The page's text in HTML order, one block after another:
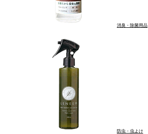
消臭・除菌用品
防虫・虫よけ